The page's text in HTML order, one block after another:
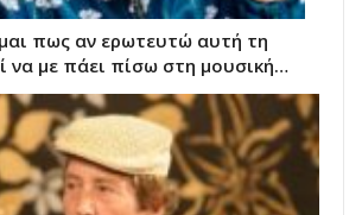
πως αν ερωτευτώ αυτή τη
να με πάει πίσω στη μουσική…